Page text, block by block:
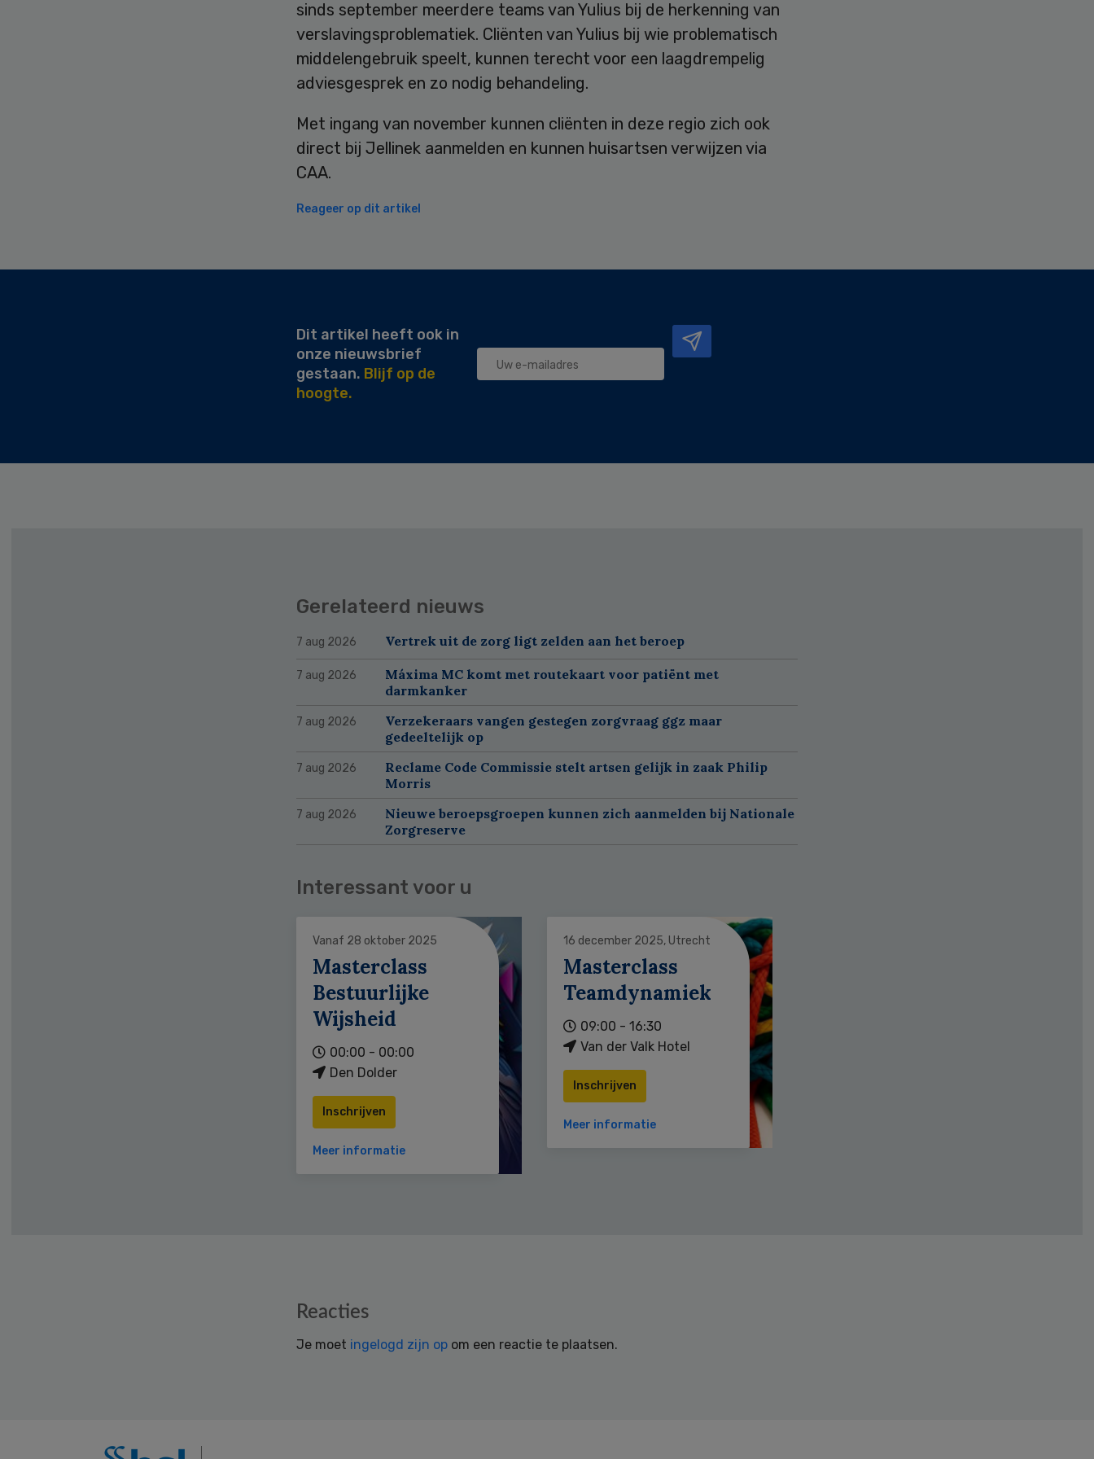
sinds september meerdere teams van Yulius bij de herkenning van
verslavingsproblematiek. Cliënten van Yulius bij wie problematisch
middelengebruik speelt, kunnen terecht voor een laagdrempelig
adviesgesprek en zo nodig behandeling.
Met ingang van november kunnen cliënten in deze regio zich ook
direct bij Jellinek aanmelden en kunnen huisartsen verwijzen via
CAA.
Reageer op dit artikel
Dit artikel heeft ook in
onze nieuwsbrief
gestaan. Blijf op de
hoogte.
Gerelateerd nieuws
7 aug 2026 Vertrek uit de zorg ligt zelden aan het beroep
7 aug 2026
Máxima MC komt met routekaart voor patiënt met
darmkanker
7 aug 2026
Verzekeraars vangen gestegen zorgvraag ggz maar
gedeeltelijk op
7 aug 2026
Reclame Code Commissie stelt artsen gelijk in zaak Philip
Morris
7 aug 2026
Nieuwe beroepsgroepen kunnen zich aanmelden bij Nationale
Zorgreserve
Interessant voor u
Vanaf 28 oktober 2025
Masterclass
Bestuurlijke
Wijsheid
00:00 - 00:00
Den Dolder
Inschrijven
Meer informatie
16 december 2025, Utrecht
Masterclass
Teamdynamiek
09:00 - 16:30
Van der Valk Hotel
Inschrijven
Meer informatie
Reacties
Je moet ingelogd zijn op om een reactie te plaatsen.